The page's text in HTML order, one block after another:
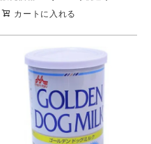
カートに入れる